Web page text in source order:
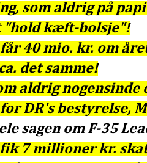
som aldrig på
"hold kæft-bolsje"!
40 mio. kr. om
det samme!
aldrig
DR's bestyrelse,
sagen om F-35
fik 7 millioner kr.